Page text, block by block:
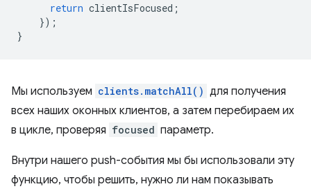
return clientIsFocused ;
});
}
Мы используем clients.matchAll() для получения
всех наших оконных клиентов, а затем перебираем их
в цикле, проверяя focused параметр.
Внутри нашего push-события мы бы использовали эту
функцию, чтобы решить, нужно ли нам показывать